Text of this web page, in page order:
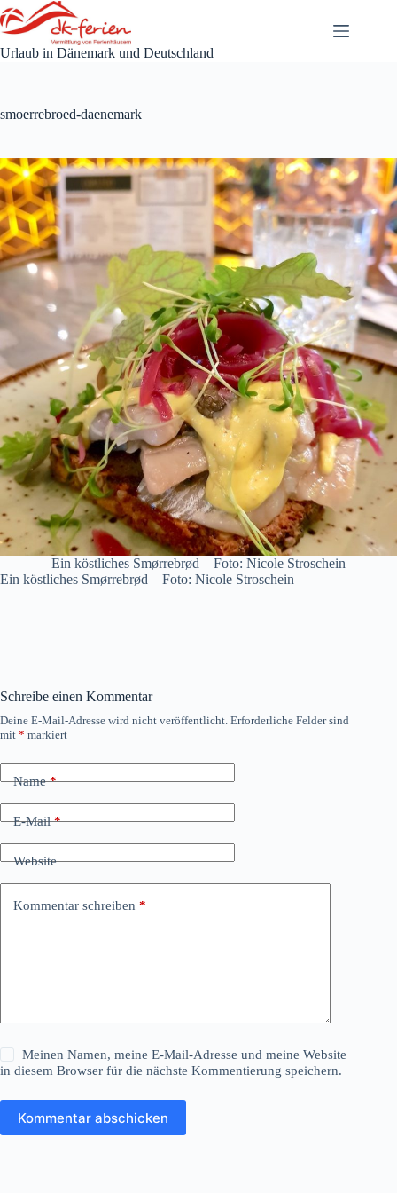
Zum
Inhalt
springen
Urlaub in Dänemark und Deutschland
smoerrebroed-daenemark
Ein köstliches Smørrebrød – Foto: Nicole Stroschein
Ein köstliches Smørrebrød – Foto: Nicole Stroschein
Schreibe einen Kommentar
Deine E-Mail-Adresse wird nicht veröffentlicht. Erforderliche Felder sind
mit * markiert
Name*
E-Mail*
Website
Kommentar schreiben *
Meinen Namen, meine E-Mail-Adresse und meine Website
in diesem Browser für die nächste Kommentierung speichern.
Kommentar abschicken